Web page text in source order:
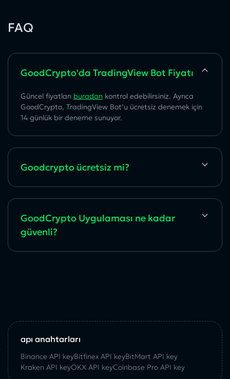
FAQ
GoodCrypto'da TradingView Bot Fiyatı
Güncel fiyatları buradan kontrol edebilirsiniz. Ayrıca
GoodCrypto, TradingView Bot’u ücretsiz denemek için
14 günlük bir deneme sunuyor.
Goodcrypto ücretsiz mi?
GoodCrypto Uygulaması ne kadar
güvenli?
api anahtarları
Binance API keyBitfinex API keyBitMart API key
Kraken API keyOKX API keyCoinbase Pro API key